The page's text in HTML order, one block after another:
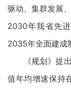
驱动、集群发展
2030年我省先
2035年全面建成
《规划》提出
值年均增速保持